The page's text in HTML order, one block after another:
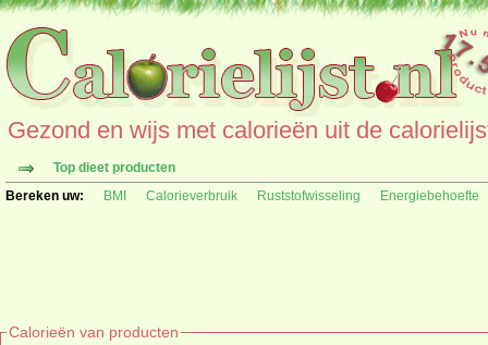
Gezond en wijs met calorieën uit de
Top dieet producten
Bereken uw:
BMI Calorieverbruik Ruststofwisseling Energiebehoefte
Calorieën van producten